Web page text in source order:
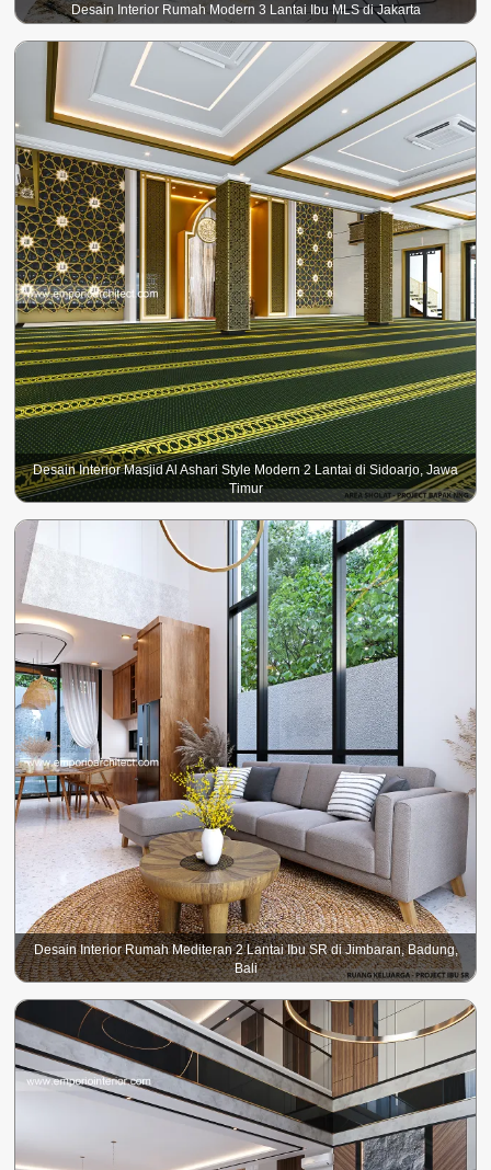
Desain Interior Rumah Modern 3 Lantai Ibu MLS di Jakarta
Desain Interior Masjid Al Ashari Style Modern 2 Lantai di Sidoarjo, Jawa
Timur
Desain Interior Rumah Mediteran 2 Lantai Ibu SR di Jimbaran, Badung,
Bali